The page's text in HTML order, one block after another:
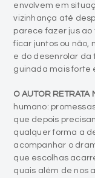
envolvem em
vizinhança até
parece fazer jus ao
ficar juntos ou não,
e do desenrolar da
guinada mais forte
O AUTOR RETRATA
humano:
que depois
qualquer forma a
acompanhar o
que escolhas
quais além de nos